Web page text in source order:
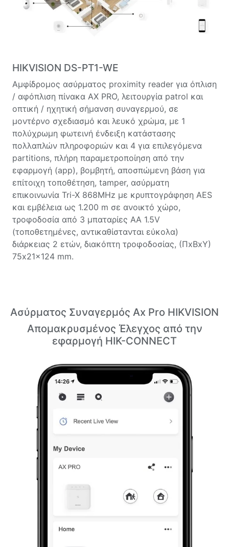
HIKVISION DS-PT1-WE
Αμφίδρομος ασύρματος proximity reader για όπλιση
/ αφόπλιση πίνακα AX PRO, λειτουργία patrol και
οπτική / ηχητική σήμανση συναγερμού, σε
μοντέρνο σχεδιασμό και λευκό χρώμα, με 1
πολύχρωμη φωτεινή ένδειξη κατάστασης
πολλαπλών πληροφοριών και 4 για επιλεγόμενα
partitions, πλήρη παραμετροποίηση από την
εφαρμογή (app), βομβητή, αποσπώμενη βάση για
επίτοιχη τοποθέτηση, tamper, ασύρματη
επικοινωνία Tri-X 868MHz με κρυπτογράφηση AES
και εμβέλεια ως 1.200 m σε ανοικτό χώρο,
τροφοδοσία από 3 μπαταρίες ΑΑ 1.5V
(τοποθετημένες, αντικαθίστανται εύκολα)
διάρκειας 2 ετών, διακόπτη τροφοδοσίας, (ΠxΒxY)
75x21x124 mm.
Ασύρματος Συναγερμός Ax Pro HIKVISION
Απομακρυσμένος Έλεγχος από την
εφαρμογή HIK-CONNECT